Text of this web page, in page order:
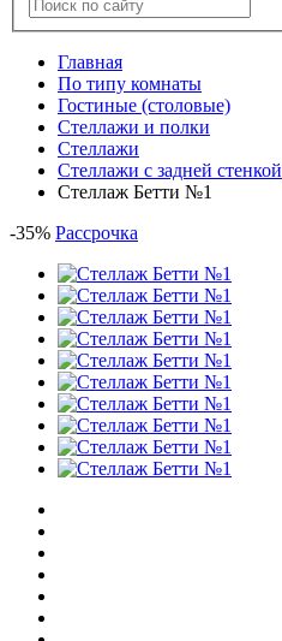
Главная
По типу комнаты
Гостиные (столовые)
Стеллажи и полки
Стеллажи
Стеллажи с задней стенкой
Стеллаж Бетти №1
-35% Рассрочка